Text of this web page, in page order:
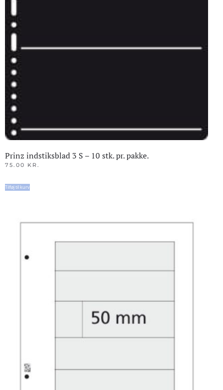
Prinz indstiksblad 3 S – 10 stk. pr. pakke.
75.00 KR.
Tilføj til kurv